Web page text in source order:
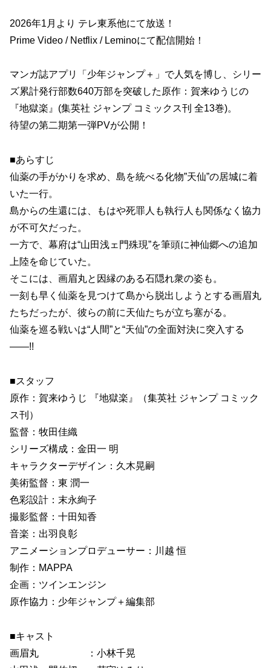
2026年1月より テレ東系他にて放送！
Prime Video / Netflix / Leminoにて配信開始！
マンガ誌アプリ「少年ジャンプ＋」で人気を博し、シリー
ズ累計発行部数640万部を突破した原作：賀来ゆうじの
『地獄楽』(集英社 ジャンプ コミックス刊 全13巻)。
待望の第二期第一弾PVが公開！
■あらすじ
仙薬の手がかりを求め、島を統べる化物”天仙”の居城に着
いた一行。
島からの生還には、もはや死罪人も執行人も関係なく協力
が不可欠だった。
一方で、幕府は“山田浅ェ門殊現”を筆頭に神仙郷への追加
上陸を命じていた。
そこには、画眉丸と因縁のある石隠れ衆の姿も。
一刻も早く仙薬を見つけて島から脱出しようとする画眉丸
たちだったが、彼らの前に天仙たちが立ち塞がる。
仙薬を巡る戦いは“人間”と“天仙”の全面対決に突入する
——!!
■スタッフ
原作：賀来ゆうじ 『地獄楽』（集英社 ジャンプ コミック
ス刊）
監督：牧田佳織
シリーズ構成：金田一 明
キャラクターデザイン：久木晃嗣
美術監督：東 潤一
色彩設計：末永絢子
撮影監督：十田知香
音楽：出羽良彰
アニメーションプロデューサー：川越 恒
制作：MAPPA
企画：ツインエンジン
原作協力：少年ジャンプ＋編集部
■キャスト
画眉丸 ：小林千晃